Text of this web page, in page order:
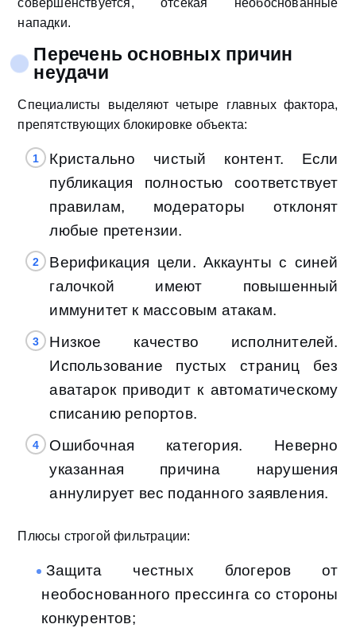
совершенствуется, отсекая необоснованные
нападки.
Перечень основных причин
неудачи
Специалисты выделяют четыре главных фактора,
препятствующих блокировке объекта:
Кристально чистый контент. Если
публикация полностью соответствует
правилам, модераторы отклонят
любые претензии.
Верификация цели. Аккаунты с синей
галочкой имеют повышенный
иммунитет к массовым атакам.
Низкое качество исполнителей.
Использование пустых страниц без
аватарок приводит к автоматическому
списанию репортов.
Ошибочная категория. Неверно
указанная причина нарушения
аннулирует вес поданного заявления.
Плюсы строгой фильтрации:
Защита честных блогеров от
необоснованного прессинга со стороны
конкурентов;